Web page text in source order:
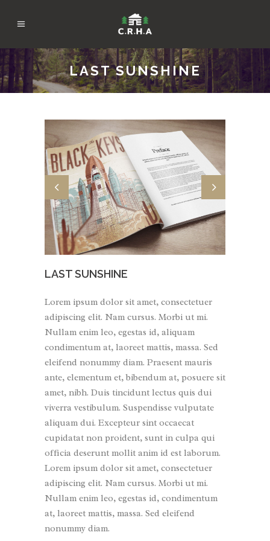
LAST SUNSHINE
LAST SUNSHINE
Lorem ipsum dolor sit amet, consectetuer
adipiscing elit. Nam cursus. Morbi ut mi.
Nullam enim leo, egestas id, aliquam
condimentum at, laoreet mattis, massa. Sed
eleifend nonummy diam. Praesent mauris
ante, elementum et, bibendum at, posuere sit
amet, nibh. Duis tincidunt lectus quis dui
viverra vestibulum. Suspendisse vulputate
aliquam dui. Excepteur sint occaecat
cupidatat non proident, sunt in culpa qui
officia deserunt mollit anim id est laborum.
Lorem ipsum dolor sit amet, consectetuer
adipiscing elit. Nam cursus. Morbi ut mi.
Nullam enim leo, egestas id, condimentum
at, laoreet mattis, massa. Sed eleifend
nonummy diam.